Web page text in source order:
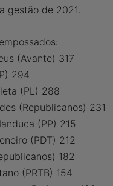
gestão de 2021.
(Avante) 317
294
(PL) 288
(Republicanos) 231
(PP) 215
(PDT) 212
182
(PRTB) 154